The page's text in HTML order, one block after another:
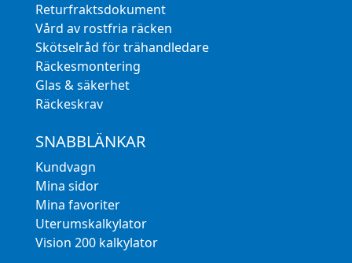
Returfraktsdokument
Vård av rostfria räcken
Skötselråd för trähandledare
Räckesmontering
Glas & säkerhet
Räckeskrav
SNABBLÄNKAR
Kundvagn
Mina sidor
Mina favoriter
Uterumskalkylator
Vision 200 kalkylator